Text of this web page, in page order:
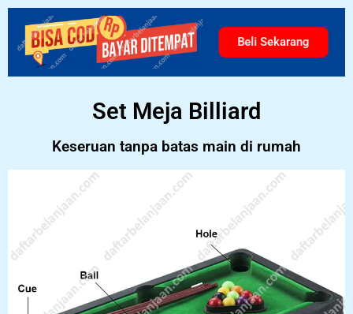
Beli Sekarang
Set Meja Billiard
Keseruan tanpa batas main di rumah